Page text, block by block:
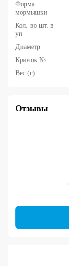
Форма
мормышки
Кол.-во шт. в
уп
Диаметр
Крючок №
Вес (г)
Отзывы